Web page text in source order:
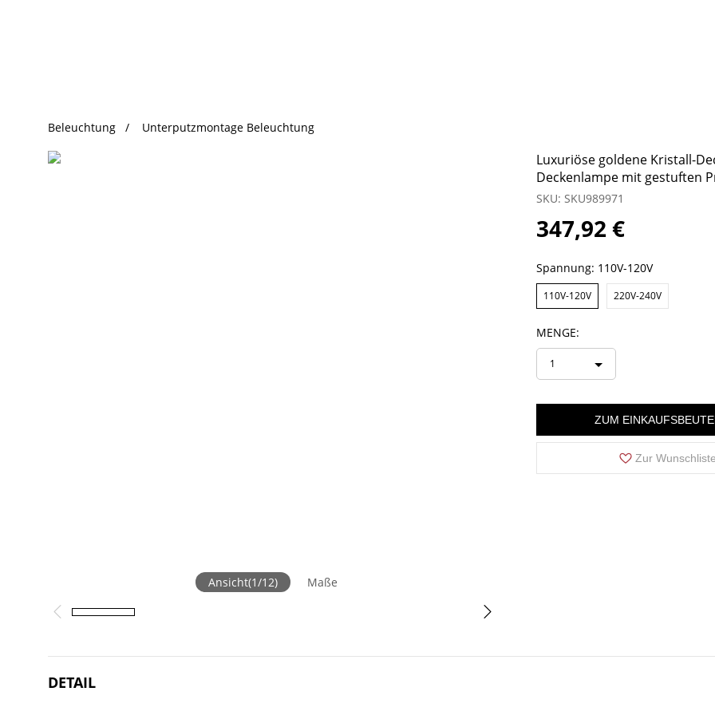
Beleuchtung Unterputzmontage Beleuchtung
Ansicht(1/12) Maße
Luxuriöse goldene Kristall-
Deckenlampe mit gestuften
SKU: SKU989971
347,92 €
Spannung: 110V-120V
110V-120V 220V-240V
MENGE:
1
ZUM
Zur
DETAIL